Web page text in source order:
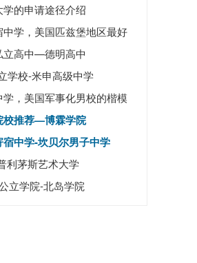
的申请途径介绍
学，美国匹兹堡地区最好
立高中—德明高中
学校-米申高级中学
，美国军事化男校的楷模
校推荐—博霖学院
中学-坎贝尔男子中学
利茅斯艺术大学
立学院-北岛学院